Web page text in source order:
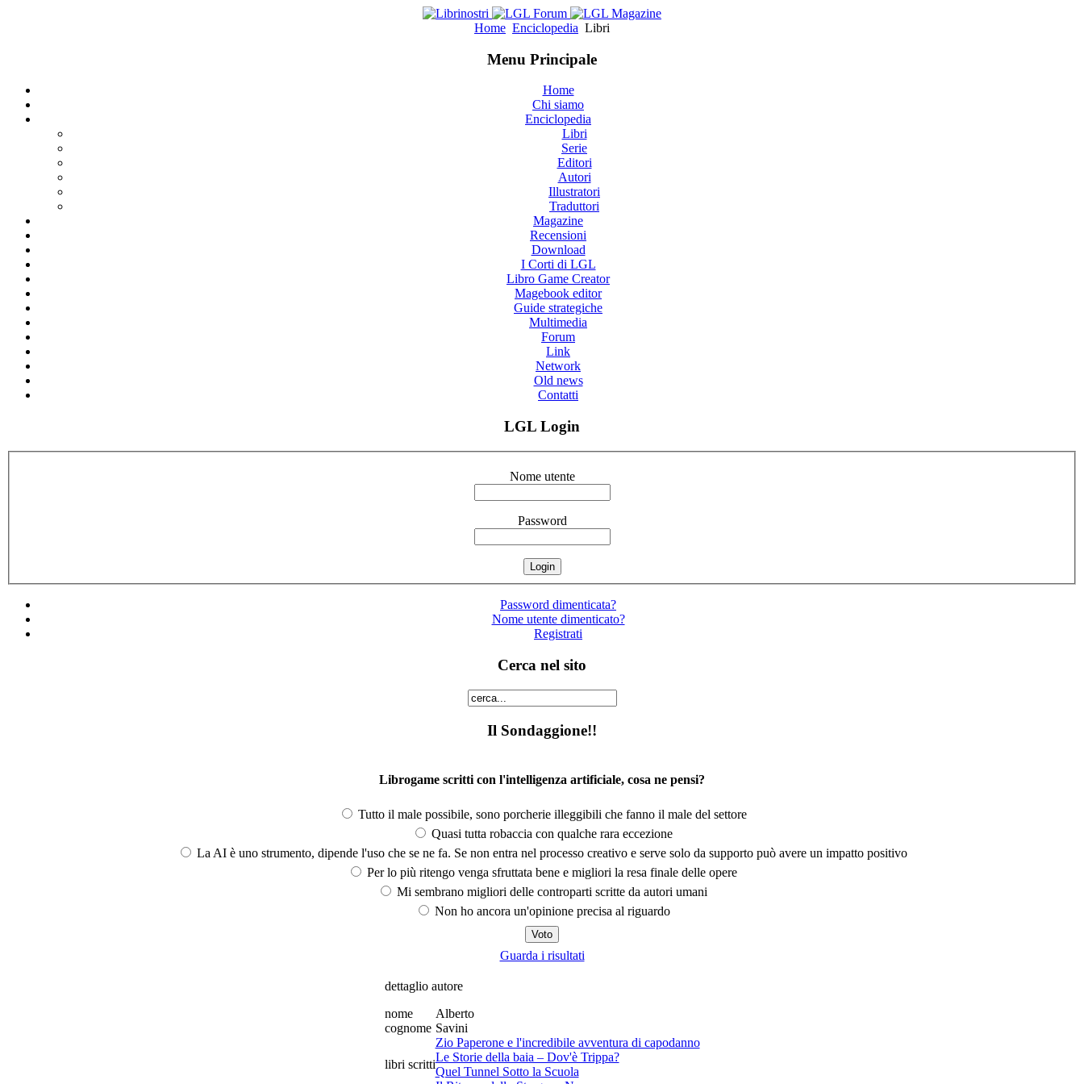
Home Enciclopedia Libri
Menu Principale
Home
Chi siamo
Enciclopedia
Libri
Serie
Editori
Autori
Illustratori
Traduttori
Magazine
Recensioni
Download
I Corti di LGL
Libro Game Creator
Magebook editor
Guide strategiche
Multimedia
Forum
Link
Network
Old news
Contatti
LGL Login
Nome utente
Password
Password dimenticata?
Nome utente dimenticato?
Registrati
Cerca nel sito
Il Sondaggione!!
Librogame scritti con l'intelligenza artificiale, cosa ne pensi?
Tutto il male possibile, sono porcherie illeggibili che fanno il male del settore
Quasi tutta robaccia con qualche rara eccezione
La AI è uno strumento, dipende l'uso che se ne fa. Se non entra nel processo creativo e serve solo da supporto può avere un impatto positivo
Per lo più ritengo venga sfruttata bene e migliori la resa finale delle opere
Mi sembrano migliori delle controparti scritte da autori umani
Non ho ancora un'opinione precisa al riguardo
Guarda i risultati
dettaglio autore
nome
Alberto
cognome Savini
libri scritti
Zio Paperone e l'incredibile avventura di capodanno
Le Storie della baia – Dov'è Trippa?
Quel Tunnel Sotto la Scuola